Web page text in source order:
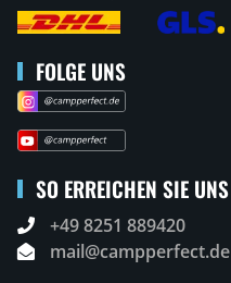
FOLGE UNS
SO ERREICHEN SIE UNS
+49 8251 889420
mail@campperfect.de